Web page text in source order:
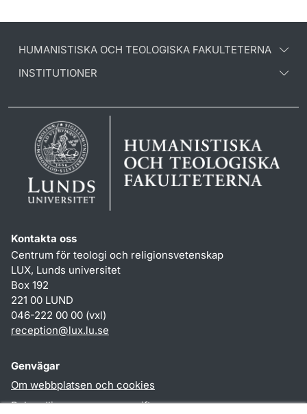
HUMANISTISKA OCH TEOLOGISKA FAKULTETERNA
INSTITUTIONER
Kontakta oss
Centrum för teologi och religionsvetenskap
LUX, Lunds universitet
Box 192
221 00 LUND
046-222 00 00 (vxl)
reception@lux.lu.se
Genvägar
Om webbplatsen och cookies
Behandling av personuppgifter